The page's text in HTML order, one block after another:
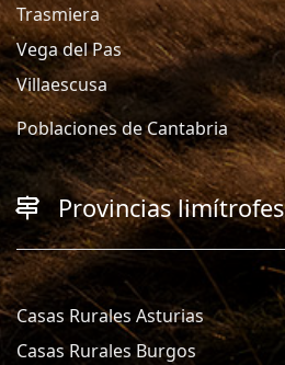
Trasmiera
Vega del Pas
Villaescusa
Poblaciones de Cantabria
Provincias limítrofes
Casas Rurales Asturias
Casas Rurales Burgos